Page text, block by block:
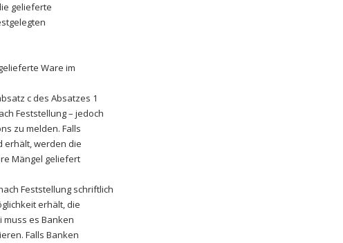
gelieferte
Ware im
c des Absatzes 1
Feststellung – jedoch
zu melden. Falls
erhält, werden die
Mängel geliefert
Feststellung schriftlich
erhält, die
muss es Banken
Falls Banken